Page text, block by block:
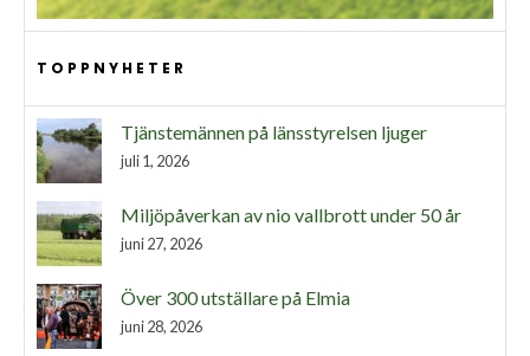
TOPPNYHETER
Tjänstemännen på länsstyrelsen ljuger
juli 1, 2026
Miljöpåverkan av nio vallbrott under 50 år
juni 27, 2026
Över 300 utställare på Elmia
juni 28, 2026